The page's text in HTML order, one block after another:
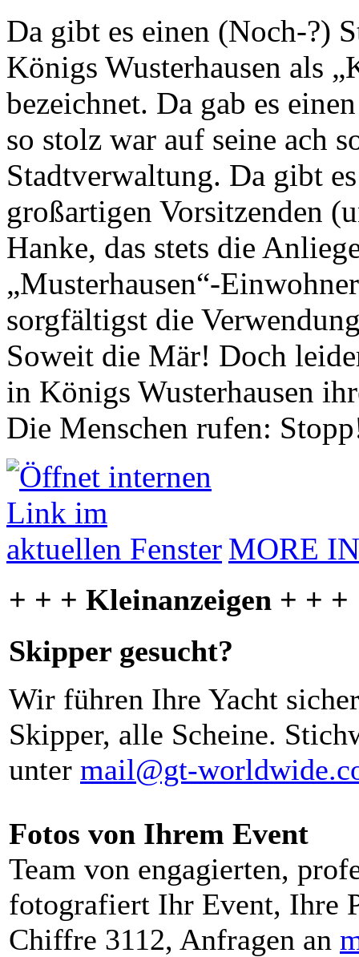
Da gibt es einen (Noch-?)
Königs Wusterhausen als
bezeichnet. Da gab es
so stolz war auf seine ach
Stadtverwaltung. Da gibt
großartigen Vorsitzenden
Hanke, das stets die
„Musterhausen“-
sorgfältigst die
Soweit die Mär! Doch
in Königs Wusterhausen
Die Menschen rufen:
MORE
+ + + Kleinanzeigen + + +
Skipper gesucht?
Wir führen Ihre Yacht
Skipper, alle Scheine.
unter mail@gt-
Fotos von Ihrem Event
Team von engagierten,
fotografiert Ihr Event, Ihre
Chiffre 3112, Anfragen an